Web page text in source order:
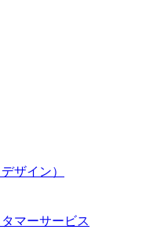
ザイン）
マーサービス